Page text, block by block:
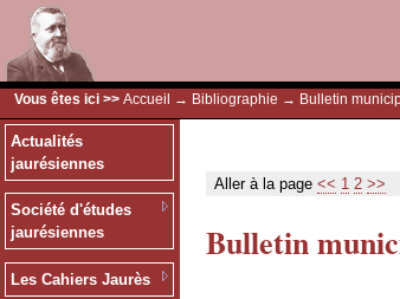
Vous êtes ici >> Accueil → Bibliographie → Bulletin
Actualités
jaurésiennes
Société d'études
jaurésiennes
Les Cahiers Jaurès
Aller à la page << 1 2 >>
Bulletin